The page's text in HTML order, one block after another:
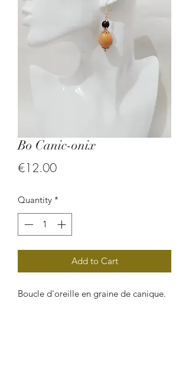
Bo Canic-onix
€12.00Price
Quantity *
Add to Cart
Boucle d'oreille en graine de canique.